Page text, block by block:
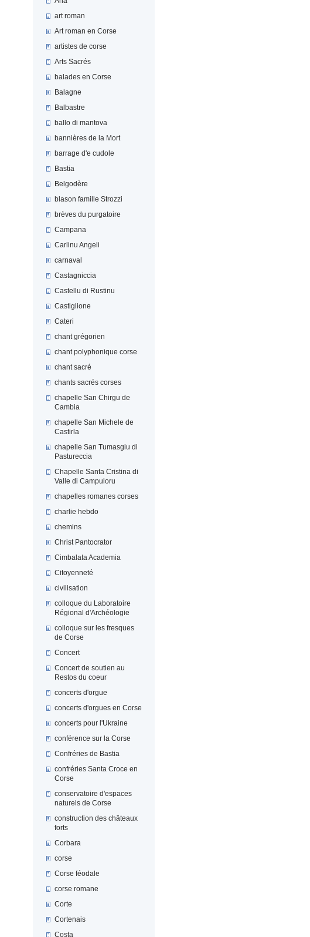
art roman
Art roman en Corse
artistes de corse
Arts Sacrés
balades en Corse
Balagne
Balbastre
ballo di mantova
bannières de la Mort
barrage d'e cudole
Bastia
Belgodère
blason famille Strozzi
brèves du purgatoire
Campana
Carlinu Angeli
carnaval
Castagniccia
Castellu di Rustinu
Castiglione
Cateri
chant grégorien
chant polyphonique corse
chant sacré
chants sacrés corses
chapelle San Chirgu de
Cambia
chapelle San Michele de
Castirla
chapelle San Tumasgiu di
Pastureccia
Chapelle Santa Cristina di
Valle di Campuloru
chapelles romanes corses
charlie hebdo
chemins
Christ Pantocrator
Cimbalata Academia
Citoyenneté
civilisation
colloque du Laboratoire
Régional d'Archéologie
colloque sur les fresques
de Corse
Concert
Concert de soutien au
Restos du coeur
concerts d'orgue
concerts d'orgues en Corse
concerts pour l'Ukraine
conférence sur la Corse
Confréries de Bastia
confréries Santa Croce en
Corse
conservatoire d'espaces
naturels de Corse
construction des châteaux
forts
Corbara
corse
Corse féodale
corse romane
Corte
Cortenais
Costa